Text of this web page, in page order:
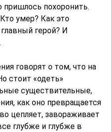
пришлось похоронить.
умер? Как это
герой? И
говорят о том, что на
стоит «одеть»
существительные,
как оно превращается
цепляет, завораживает
глубже и глубже в